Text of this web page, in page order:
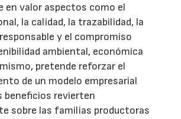
en valor aspectos como el
la calidad, la trazabilidad, la
y el compromiso
ambiental, económica
pretende reforzar el
de un modelo empresarial
beneficios revierten
sobre las familias productoras